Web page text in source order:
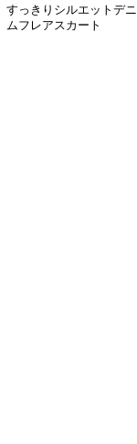
すっきりシルエットデニ
ムフレアスカート